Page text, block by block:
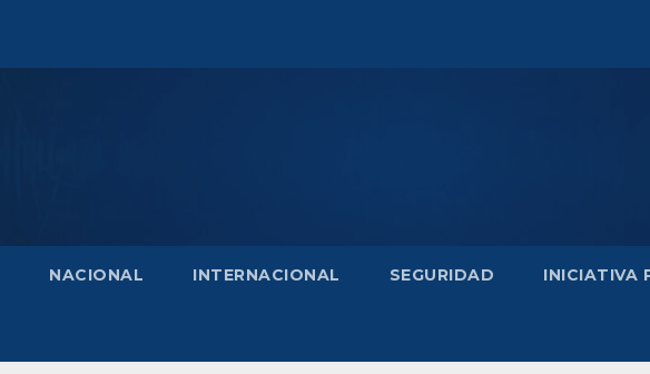
NACIONAL INTERNACIONAL SEGURIDAD INICIATIVA